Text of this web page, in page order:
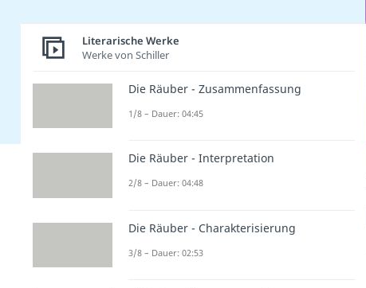
Literarische Werke
Werke von Schiller
Die Räuber - Zusammenfassung
1/8 – Dauer: 04:45
Die Räuber - Interpretation
2/8 – Dauer: 04:48
Die Räuber - Charakterisierung
3/8 – Dauer: 02:53